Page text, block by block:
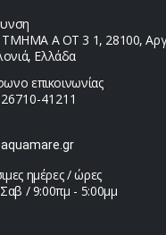
ΤΜΗΜΑ Α ΟΤ 3 1, 28100,
Ελλάδα
επικοινωνίας
41211
ημέρες / ώρες
/ 9:00πμ - 5:00μμ